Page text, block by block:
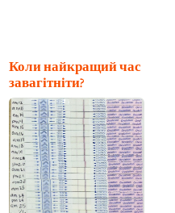
Коли найкращий час
завагітніти?